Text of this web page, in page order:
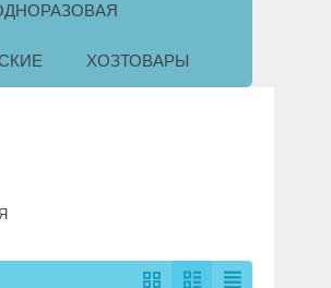
ХОЗТОВАРЫ